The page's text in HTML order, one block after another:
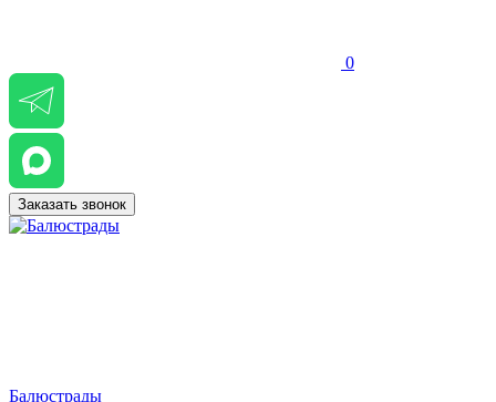
0
Заказать звонок
Балюстрады